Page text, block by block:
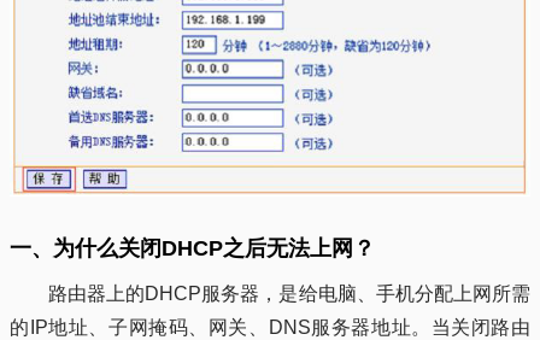
一、为什么关闭DHCP之后无法上网？
路由器上的DHCP服务器，是给电脑、手机分配上网所需
的IP地址、子网掩码、网关、DNS服务器地址。当关闭路由